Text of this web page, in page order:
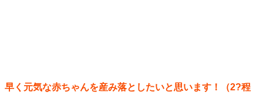
早く元気な赤ちゃんを産み落としたいと思います！（2?程